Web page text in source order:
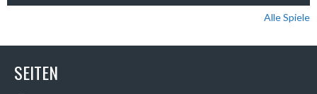
Alle Spiele
SEITEN